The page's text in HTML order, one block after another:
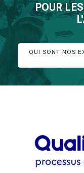
POUR
QUI SONT NOS